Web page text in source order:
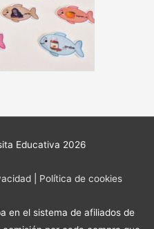
Educativa 2026
| Política de cookies
en el sistema de afiliados de